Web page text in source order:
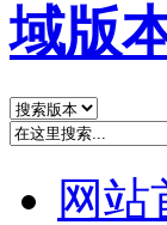
域版
网站